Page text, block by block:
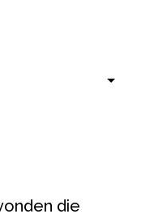
die